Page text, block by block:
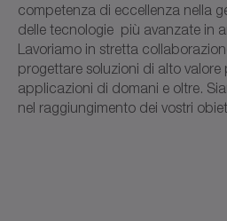
competenza di eccellenza nella
delle tecnologie più avanzate in
Lavoriamo in stretta
progettare soluzioni di alto valore
applicazioni di domani e oltre.
nel raggiungimento dei vostri